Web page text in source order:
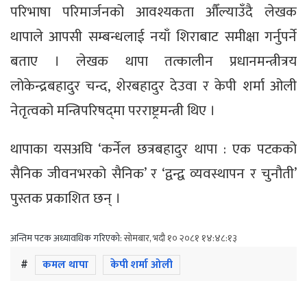
परिभाषा परिमार्जनको आवश्यकता औँल्याउँदै लेखक
थापाले आपसी सम्बन्धलाई नयाँ शिराबाट समीक्षा गर्नुपर्ने
बताए । लेखक थापा तत्कालीन प्रधानमन्त्रीत्रय
लोकेन्द्रबहादुर चन्द, शेरबहादुर देउवा र केपी शर्मा ओली
नेतृत्वको मन्त्रिपरिषद्‌मा परराष्ट्रमन्त्री थिए ।
थापाका यसअघि ‘कर्नेल छत्रबहादुर थापा : एक पटकको
सैनिक जीवनभरको सैनिक’ र ‘द्वन्द्व व्यवस्थापन र चुनौती’
पुस्तक प्रकाशित छन् ।
अन्तिम पटक अध्यावधिक गरिएको:सोमबार, भदौ १० २०८१ १४:४८:१३
# कमल थापा केपी शर्मा ओली